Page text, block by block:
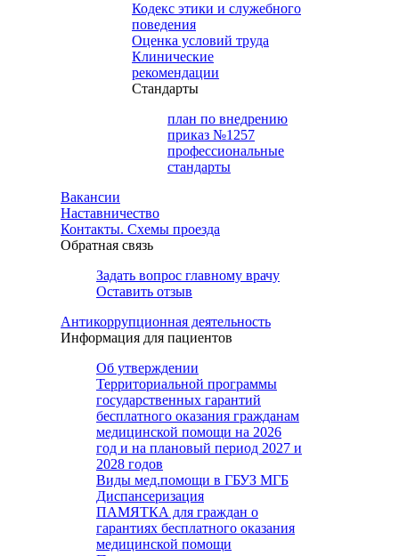
Кодекс этики и служебного
поведения
Оценка условий труда
Клинические
рекомендации
Cтандарты
план по внедрению
приказ №1257
профессиональные
стандарты
Вакансии
Наставничество
Контакты. Схемы проезда
Обратная связь
Задать вопрос главному врачу
Оставить отзыв
Антикоррупционная деятельность
Информация для пациентов
Об утверждении
Территориальной программы
государственных гарантий
бесплатного оказания гражданам
медицинской помощи на 2026
год и на плановый период 2027 и
2028 годов
Виды мед.помощи в ГБУЗ МГБ
Диспансеризация
ПАМЯТКА для граждан о
гарантиях бесплатного оказания
медицинской помощи